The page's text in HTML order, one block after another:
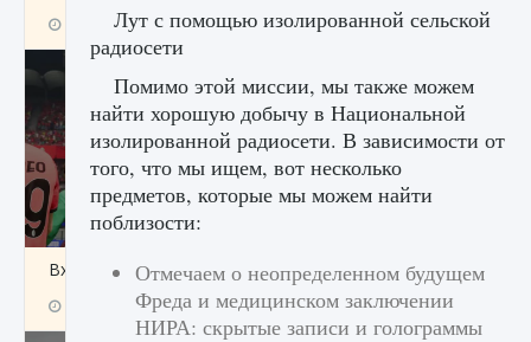
9 августа 2024 2 096 0 2
Входят ли «Милан» и «Интер» в EA FC 25
9 августа 2024 2 064 0 1
Лут с помощью изолированной сельской
радиосети
Помимо этой миссии, мы также можем
найти хорошую добычу в Национальной
изолированной радиосети. В зависимости от
того, что мы ищем, вот несколько
предметов, которые мы можем найти
поблизости:
Отмечаем о неопределенном будущем
Фреда и медицинском заключении
НИРА: скрытые записи и голограммы